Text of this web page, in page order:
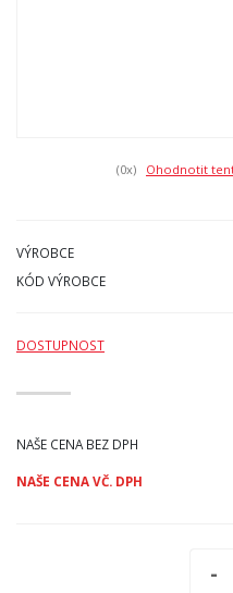
(0x) Ohodnotit
VÝROBCE
KÓD VÝROBCE
DOSTUPNOST
NAŠE CENA BEZ DPH
NAŠE CENA VČ. DPH